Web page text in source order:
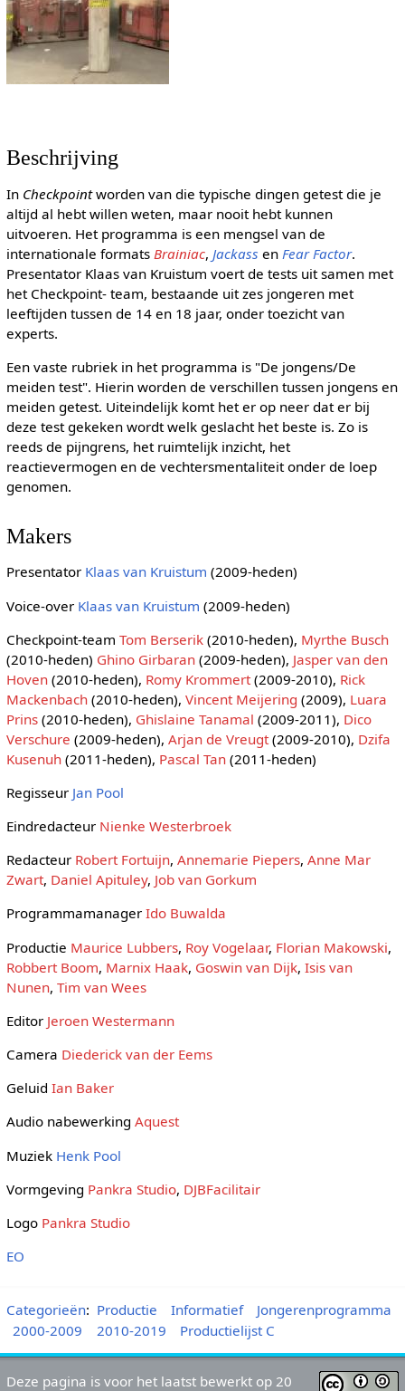
Beschrijving
In Checkpointworden van die typische dingen getest die je
altijd al hebt willen weten, maar nooit hebt kunnen
uitvoeren. Het programma is een mengsel van de
internationale formats Brainiac, Jackass en Fear Factor.
Presentator Klaas van Kruistum voert de tests uit samen met
het Checkpoint- team, bestaande uit zes jongeren met
leeftijden tussen de 14 en 18 jaar, onder toezicht van
experts.
Een vaste rubriek in het programma is "De jongens/De
meiden test". Hierin worden de verschillen tussen jongens en
meiden getest. Uiteindelijk komt het er op neer dat er bij
deze test gekeken wordt welk geslacht het beste is. Zo is
reeds de pijngrens, het ruimtelijk inzicht, het
reactievermogen en de vechtersmentaliteit onder de loep
genomen.
Makers
Presentator Klaas van Kruistum (2009-heden)
Voice-over Klaas van Kruistum (2009-heden)
Checkpoint-team Tom Berserik(2010-heden), Myrthe Busch
(2010-heden) Ghino Girbaran(2009-heden), Jasper van den
Hoven(2010-heden), Romy Krommert(2009-2010), Rick
Mackenbach(2010-heden), Vincent Meijering (2009), Luara
Prins(2010-heden), Ghislaine Tanamal (2009-2011), Dico
Verschure (2009-heden), Arjan de Vreugt(2009-2010), Dzifa
Kusenuh(2011-heden), Pascal Tan(2011-heden)
Regisseur Jan Pool
Eindredacteur Nienke Westerbroek
Redacteur Robert Fortuijn, Annemarie Piepers, Anne Mar
Zwart, Daniel Apituley, Job van Gorkum
Programmamanager Ido Buwalda
Productie Maurice Lubbers, Roy Vogelaar, Florian Makowski,
Robbert Boom, Marnix Haak, Goswin van Dijk, Isis van
Nunen, Tim van Wees
Editor Jeroen Westermann
Camera Diederick van der Eems
Geluid Ian Baker
Audio nabewerking Aquest
Muziek Henk Pool
Vormgeving Pankra Studio, DJBFacilitair
Logo Pankra Studio
EO
Categorieën: Productie Informatief
Jongerenprogramma
2000-2009
2010-2019 Productielijst C
Deze pagina is voor het laatst bewerkt op 20